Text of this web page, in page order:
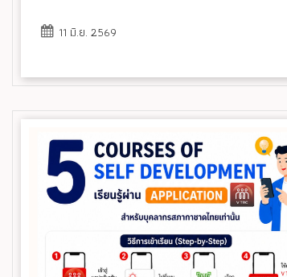
11 มิ.ย. 2569